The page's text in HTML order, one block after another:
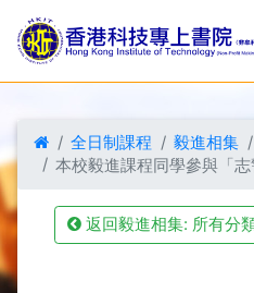
全日制課程 毅進相集
本校毅進課程同學參與「
返回毅進相集: 所有分